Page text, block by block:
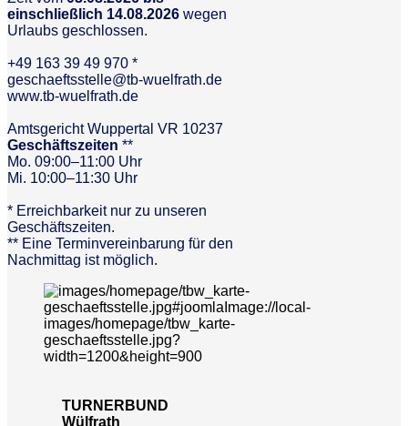
einschließlich 14.08.2026 wegen
Urlaubs geschlossen.
+49 163 39 49 970 *
geschaeftsstelle@tb-wuelfrath.de
www.tb-wuelfrath.de
Amtsgericht Wuppertal VR 10237
Geschäftszeiten **
Mo. 09:00–11:00 Uhr
Mi. 10:00–11:30 Uhr
* Erreichbarkeit nur zu unseren
Geschäftszeiten.
** Eine Terminvereinbarung für den
Nachmittag ist möglich.
TURNERBUND
Wülfrath